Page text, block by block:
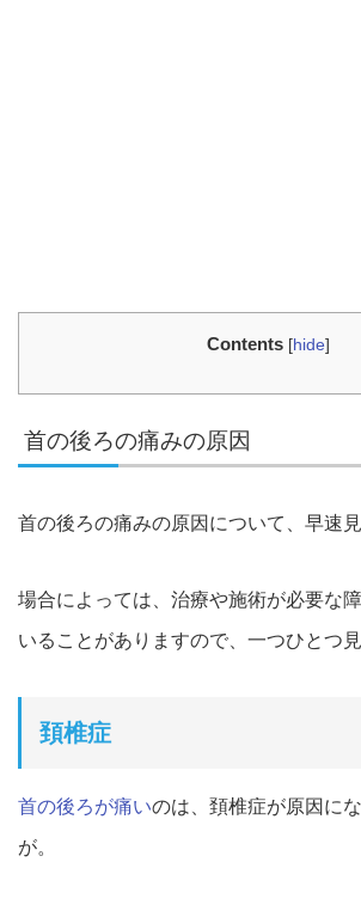
Contents [hide]
首の後ろの痛みの原因
首の後ろの痛みの原因について、早速見
場合によっては、治療や施術が必要な
いることがありますので、一つひとつ
頚椎症
首の後ろが痛いのは、 頚椎症が原因に
が。